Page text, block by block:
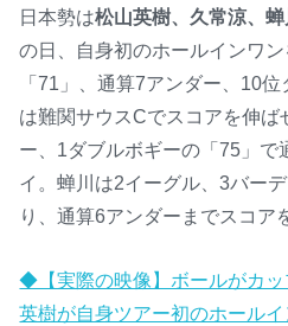
日本勢は松山英樹、久常涼、
の日、自身初のホールインワ
「71」、通算7アンダー、10
は難関サウスCでスコアを伸
ー、1ダブルボギーの「75」で
イ。蝉川は2イーグル、3バー
り、通算6アンダーまでスコア
◆【実際の映像】ボールがカ
英樹が自身ツアー初のホールイ